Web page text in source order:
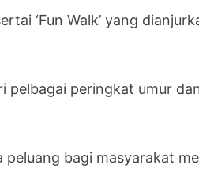
‘Fun Walk’ yang
peringkat umur
bagi masyarakat